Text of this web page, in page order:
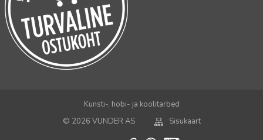
Kunsti-, hobi- ja koolitarbed
© 2026 VUNDER AS
Sisukaart